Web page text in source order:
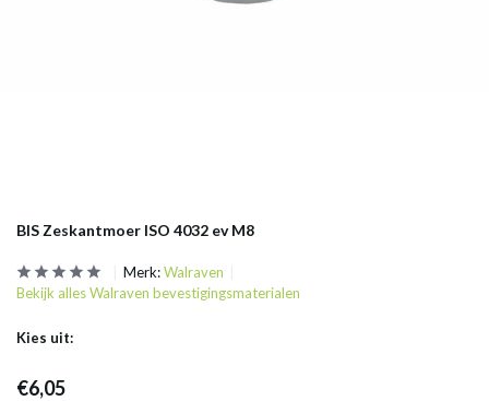
BIS Zeskantmoer ISO 4032 ev M8
Merk:Walraven
Bekijk alles Walraven bevestigingsmaterialen
Kies uit:
€6,05